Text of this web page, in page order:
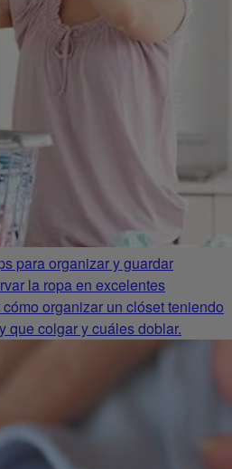
para organizar y guardar
la ropa en excelentes
organizar un clóset teniendo
que colgar y cuáles doblar.